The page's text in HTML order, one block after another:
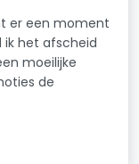
er een moment
ik het afscheid
moeilijke
de